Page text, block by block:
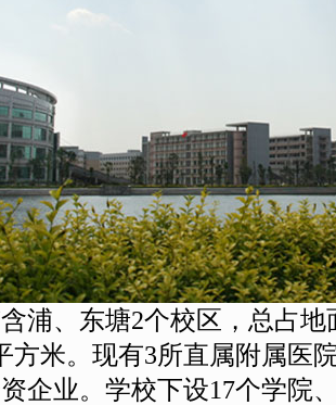
浦、东塘2个校区，总占地
方米。现有3所直属附属医
企业。学校下设17个学院